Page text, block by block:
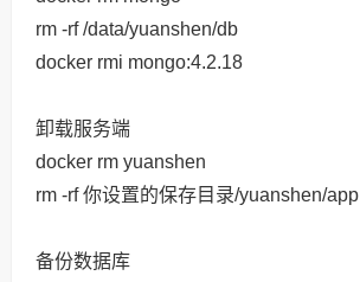
rm -rf /data/yuanshen/db
docker rmi mongo:4.2.18
卸载服务端
docker rm yuanshen
rm -rf 你设置的保存目录/yuanshen/app
备份数据库